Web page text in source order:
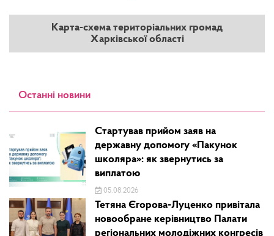
Карта-схема територіальних громад
Харківської області
Останні новини
Стартував прийом заяв на
державну допомогу «Пакунок
школяра»: як звернутись за
виплатою
05.08.2026
Тетяна Єгорова-Луценко привітала
новообране керівництво Палати
регіональних молодіжних конгресів